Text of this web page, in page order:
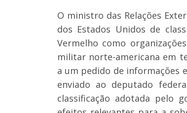
O ministro das Relações
dos Estados Unidos de
Vermelho como
militar norte-americana em
a um pedido de informações
enviado ao deputado
classificação adotada pelo